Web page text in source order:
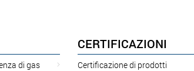
di gas
CERTIFICAZIONI
Certificazione di prodotti